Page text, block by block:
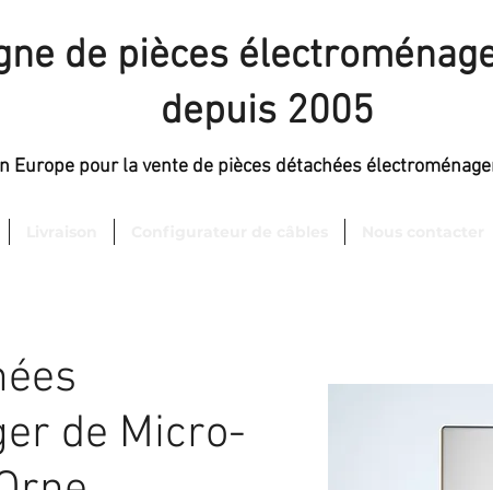
de pièces
depuis 2005
Europe pour la vente de pièces détachées
de Micro-